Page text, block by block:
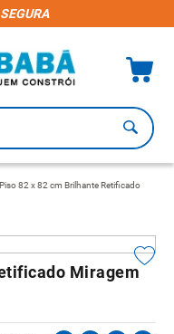
Piso 82 x 82 cm Brilhante Retificado
Miragem